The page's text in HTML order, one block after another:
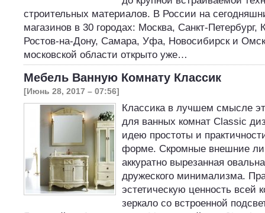
строительных материалов. В России на
магазинов в 30 городах: Москва, Санкт-Петербург,
Ростов-на-Дону, Самара, Уфа, Новосибирск и
московской области открыто уже…
Мебель Ванную Комнату Классик
[Июнь 28, 2017 – 07:56]
Классика в лучшем смысле
для ванных комнат Classic
идею простоты и
форме. Скромные внешние
аккуратно вырезанная
дружеского минимализма.
эстетическую ценность всей
зеркало со встроенной